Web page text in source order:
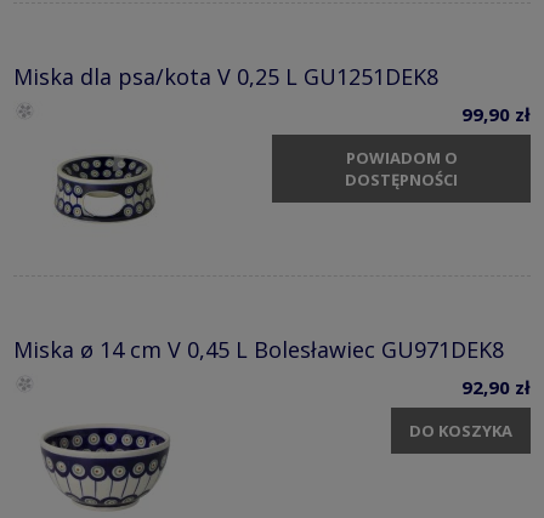
Miska dla psa/kota V 0,25 L GU1251DEK8
99,90 zł
POWIADOM O
DOSTĘPNOŚCI
Miska ø 14 cm V 0,45 L Bolesławiec GU971DEK8
92,90 zł
DO KOSZYKA